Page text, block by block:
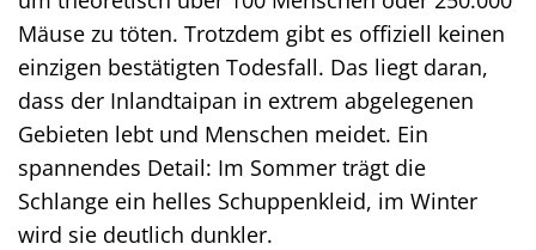
Mäuse zu töten. Trotzdem gibt es offiziell keinen
einzigen bestätigten Todesfall. Das liegt daran,
dass der Inlandtaipan in extrem abgelegenen
Gebieten lebt und Menschen meidet. Ein
spannendes Detail: Im Sommer trägt die
Schlange ein helles Schuppenkleid, im Winter
wird sie deutlich dunkler.